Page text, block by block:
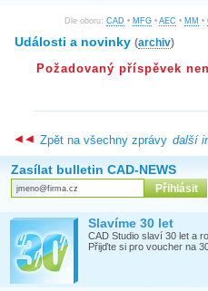
Dle oboru: CAD • MFG • AEC • MM •
Události a novinky (archiv)
Požadovaný příspěvek
další
Zpět na všechny zprávy
Zasílat bulletin CAD-NEWS
Slavíme 30 let
CAD Studio slaví 30 let a
Přijďte si pro voucher na